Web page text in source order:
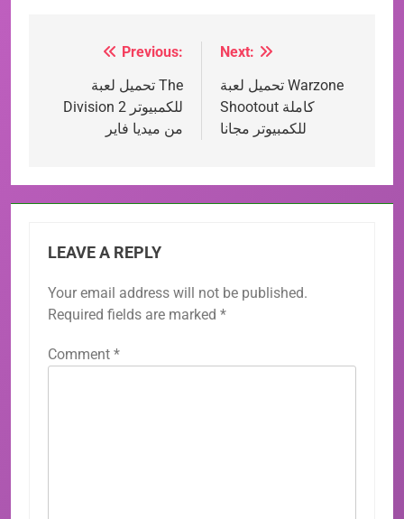
navigation
Previous:
تحميل لعبة The
Division 2 للكمبيوتر
من ميديا فاير
Next:
تحميل لعبة Warzone
Shootout كاملة
للكمبيوتر مجانا
LEAVE A REPLY
Your email address will not be published.
Required fields are marked *
Comment *